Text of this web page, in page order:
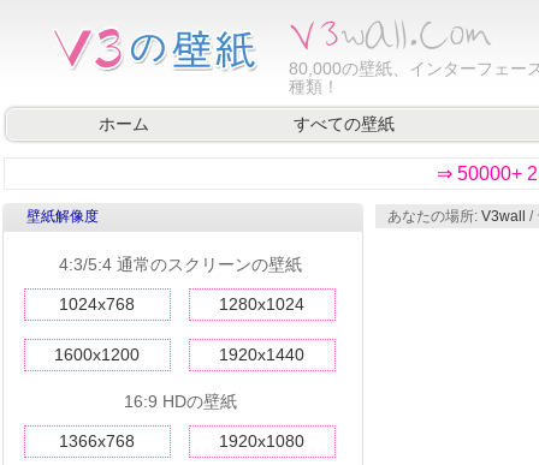
80,000の壁紙、インターフェー
種類！
ホーム
すべての壁紙
⇒ 50000+
壁紙解像度
4:3/5:4 通常のスクリーンの壁紙
1024x768 1280x1024
1600x1200 1920x1440
16:9 HDの壁紙
1366x768 1920x1080
あなたの場所: V3wall /